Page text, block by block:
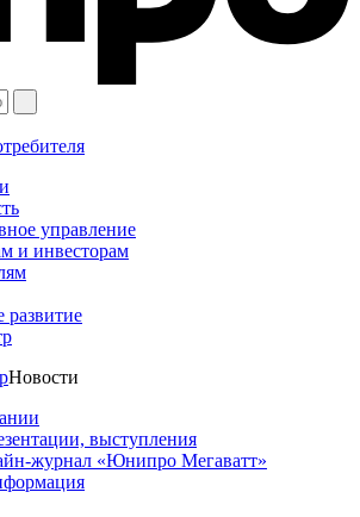
управление
и инвесторам
развитие
Новости
выступления
журнал «Юнипро Мегаватт»